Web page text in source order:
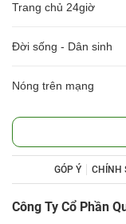
Trang chủ 24giờ
Đời sống - Dân sinh
Nóng trên mạng
GÓP Ý CHÍNH
Công Ty Cổ Phần